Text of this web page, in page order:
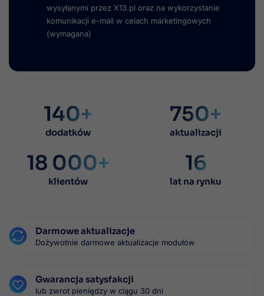
wysyłanymi przez X13.pl oraz na wykorzystanie
komunikacji e-mail w celach marketingowych
(wymagana)
140+
dodatków
750+
aktualizacji
18 000+
klientów
16
lat na rynku
Darmowe aktualizacje
Dożywotnie darmowe aktualizacje modułów
Gwarancja satysfakcji
lub zwrot pieniędzy w ciągu 30 dni